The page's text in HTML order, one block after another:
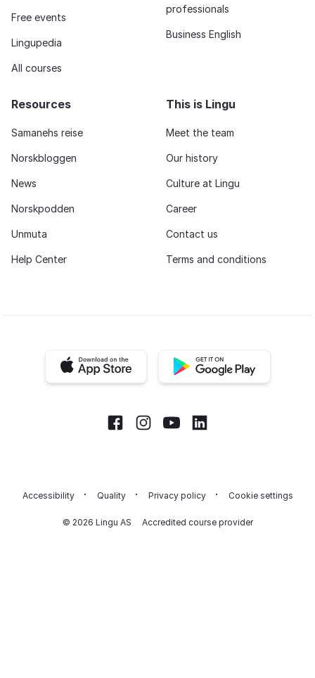
Free events
Lingupedia
All courses
professionals
Business English
Resources
Samanehs reise
Norskbloggen
News
Norskpodden
Unmuta
Help Center
This is Lingu
Meet the team
Our history
Culture at Lingu
Career
Contact us
Terms and conditions
iOS app Android app
FacebookInstagram
YoutubeLinkedIn
Accessibility Quality Privacy policy Cookie settings
© 2026 Lingu AS Accredited course provider